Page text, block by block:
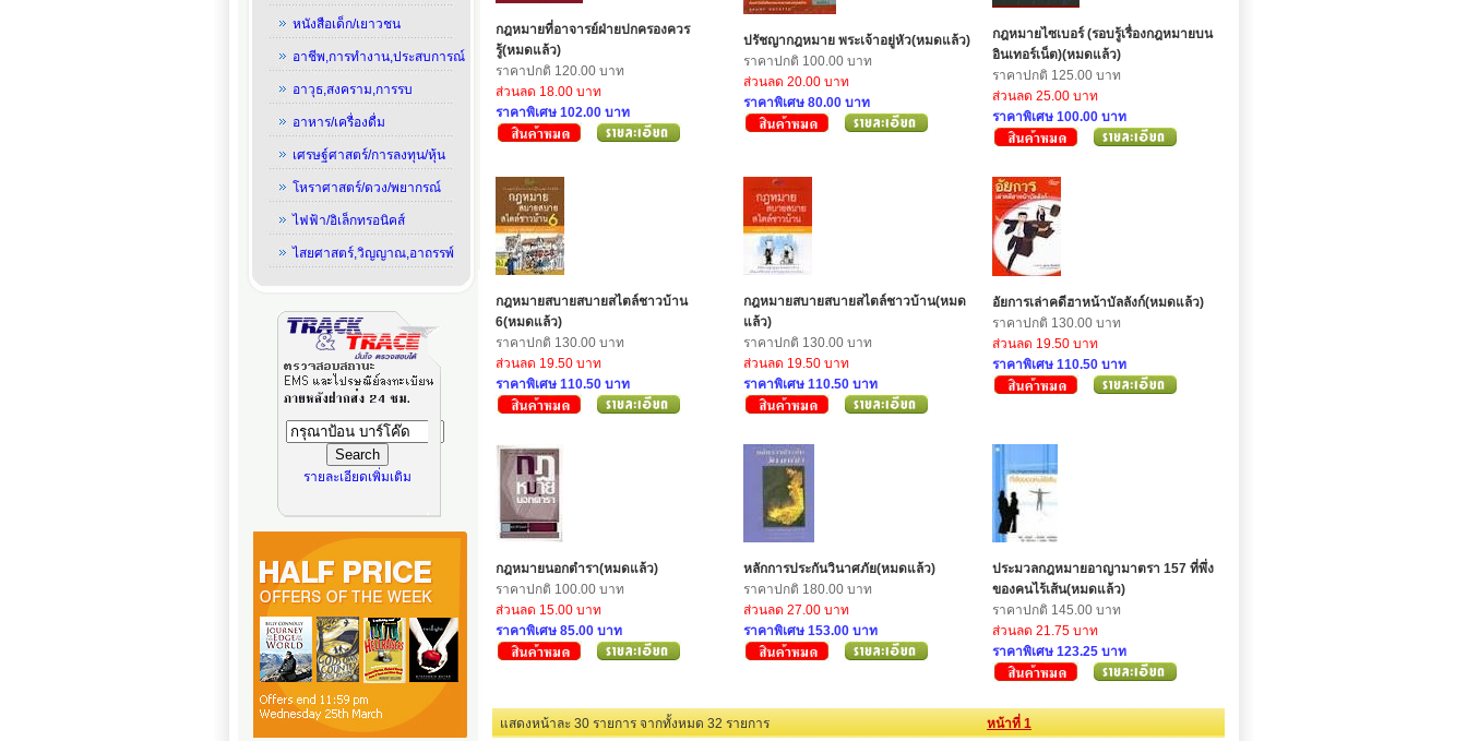
หนังสือเด็ก/เยาวชน
อาชีพ,การทำงาน,ประสบการณ์
อาวุธ,สงคราม,การรบ
อาหาร/เครื่องดื่ม
เศรษฐ์ศาสตร์/การลงทุน/หุ้น
โหราศาสตร์/ดวง/พยากรณ์
ไฟฟ้า/อิเล็กทรอนิคส์
ไสยศาสตร์,วิญญาณ,อาถรรพ์
รายละเอียดเพิ่มเติม
กฎหมายที่อาจารย์ฝ่ายปกครองควร
รู้(หมดแล้ว)
ราคาปกติ 120.00 บาท
ส่วนลด 18.00 บาท
ราคาพิเศษ 102.00 บาท
ปรัชญากฎหมาย พระเจ้าอยู่หัว(หมดแล้ว)
ราคาปกติ 100.00 บาท
ส่วนลด 20.00 บาท
ราคาพิเศษ 80.00 บาท
กฎหมายไซเบอร์ (รอบรู้เรื่องกฎหมายบน
อินเทอร์เน็ต)(หมดแล้ว)
ราคาปกติ 125.00 บาท
ส่วนลด 25.00 บาท
ราคาพิเศษ 100.00 บาท
กฎหมายสบายสบายสไตล์ชาวบ้าน
6(หมดแล้ว)
ราคาปกติ 130.00 บาท
ส่วนลด 19.50 บาท
ราคาพิเศษ 110.50 บาท
กฎหมายสบายสบายสไตล์ชาวบ้าน(หมด
แล้ว)
ราคาปกติ 130.00 บาท
ส่วนลด 19.50 บาท
ราคาพิเศษ 110.50 บาท
อัยการเล่าคดีฮาหน้าบัลลังก์(หมดแล้ว)
ราคาปกติ 130.00 บาท
ส่วนลด 19.50 บาท
ราคาพิเศษ 110.50 บาท
กฎหมายนอกตำรา(หมดแล้ว)
ราคาปกติ 100.00 บาท
ส่วนลด 15.00 บาท
ราคาพิเศษ 85.00 บาท
หลักการประกันวินาศภัย(หมดแล้ว)
ราคาปกติ 180.00 บาท
ส่วนลด 27.00 บาท
ราคาพิเศษ 153.00 บาท
ประมวลกฎหมายอาญามาตรา 157 ที่พึ่ง
ของคนไร้เส้น(หมดแล้ว)
ราคาปกติ 145.00 บาท
ส่วนลด 21.75 บาท
ราคาพิเศษ 123.25 บาท
แสดงหน้าละ 30 รายการ จากทั้งหมด 32 รายการ หน้าที่ 1